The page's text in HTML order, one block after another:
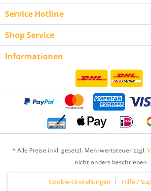
Service Hotline
Shop Service
Informationen
* Alle Preise inkl. gesetzl. Mehrwertsteuer zzgl.
nicht anders beschrieben
Cookie-Einstellungen
Hilfe /